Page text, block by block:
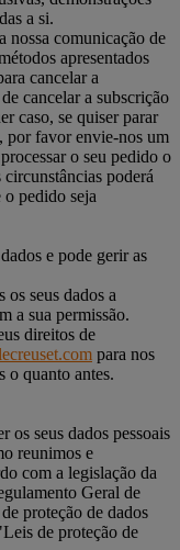
a si.
nossa comunicação de
apresentados
cancelar a
cancelar a subscrição
caso, se quiser parar
por favor envie-nos um
o seu pedido o
poderá
o pedido seja
e pode gerir as
seus dados a
a sua permissão.
direitos de
para nos
o quanto antes.
os seus dados pessoais
reunimos e
com a legislação da
Geral de
proteção de dados
de proteção de